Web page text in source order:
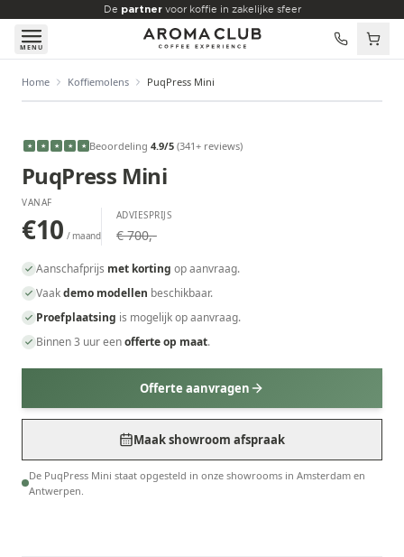
Skip to main content
De partnervoor koffie in zakelijke sfeer
MENU
Home Koffiemolens PuqPress Mini
€10 /maand
★ ★ ★ ★ ★ Beoordeling 4.9/5 (341+ reviews)
PuqPress Mini
VANAF
€10 / maand
ADVIESPRIJS
€ 700,-
Aanschafprijs met korting op aanvraag.
Vaakdemo modellen beschikbaar.
Proefplaatsing is mogelijk op aanvraag.
Binnen 3 uur eenofferte op maat.
Offerte aanvragen
Maak showroom afspraak
De PuqPress Mini staat opgesteld in onze showrooms in Amsterdam en
Antwerpen.